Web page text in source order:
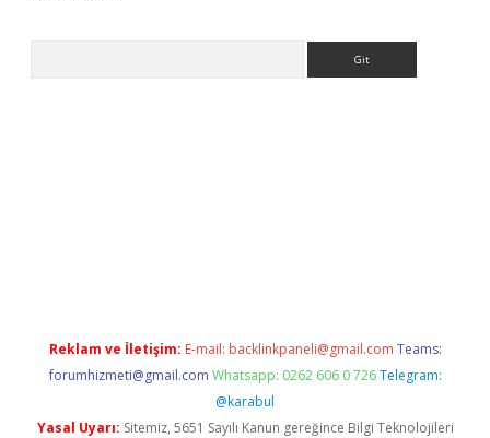
Reklam ve İletişim: E-mail: backlinkpaneli@gmail.com Teams:
forumhizmeti@gmail.com Whatsapp: 0262 606 0 726 Telegram:
@karabul
Yasal Uyarı: Sitemiz, 5651 Sayılı Kanun gereğince Bilgi Teknolojileri